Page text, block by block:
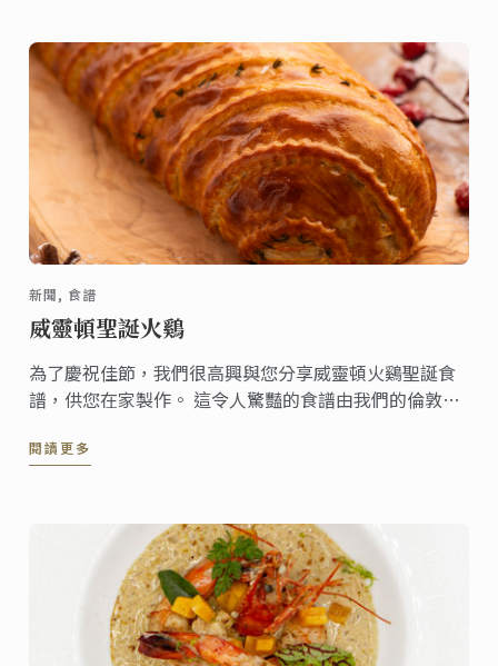
新聞, 食譜
威靈頓聖誕火鷄
為了慶祝佳節，我們很高興與您分享威靈頓火鷄聖誕食
譜，供您在家製作。 這令人驚豔的食譜由我們的倫敦校
圍。
閱讀更多